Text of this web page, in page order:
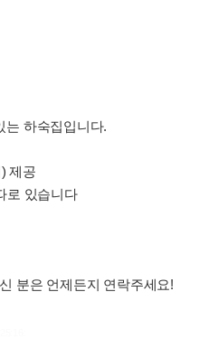
는 하숙집입니다.
제공
로 있습니다
분은 언제든지 연락주세요!